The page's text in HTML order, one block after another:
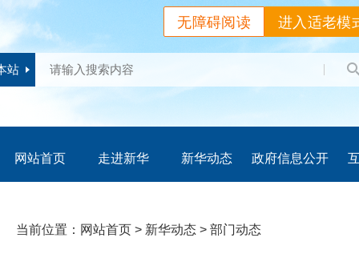
进入适老模
无障碍阅读
站
网站首页 走进新华 新华动态 政府信息公开
当前位置： 网站首页 > 新华动态 > 部门动态